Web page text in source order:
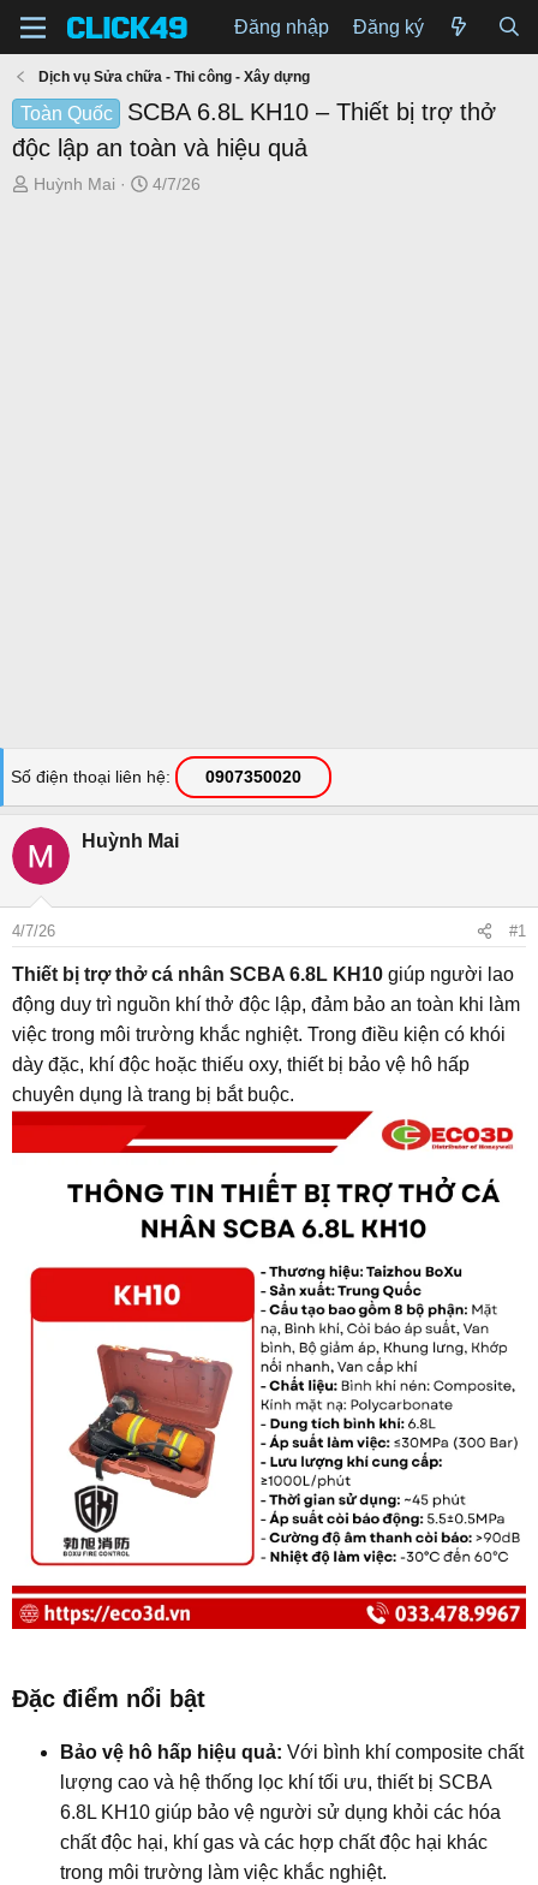
Đăng nhập Đăng ký
Dịch vụ Sửa chữa - Thi công - Xây dựng
Toàn Quốc
SCBA 6.8L KH10 – Thiết bị trợ thở
độc lập an toàn và hiệu quả
T
Huỳnh Mai
N
4/7/26
Số điện thoại liên hệ 0907350020
Huỳnh Mai
4/7/26 #1
Thiết bị trợ thở cá nhân SCBA 6.8L KH10 giúp người lao
động duy trì nguồn khí thở độc lập, đảm bảo an toàn khi làm
việc trong môi trường khắc nghiệt. Trong điều kiện có khói
dày đặc, khí độc hoặc thiếu oxy, thiết bị bảo vệ hô hấp
chuyên dụng là trang bị bắt buộc.
Đặc điểm nổi bật​
Bảo vệ hô hấp hiệu quả: Với bình khí composite chất
lượng cao và hệ thống lọc khí tối ưu, thiết bị SCBA
6.8L KH10 giúp bảo vệ người sử dụng khỏi các hóa
chất độc hại, khí gas và các hợp chất độc hại khác
trong môi trường làm việc khắc nghiệt.